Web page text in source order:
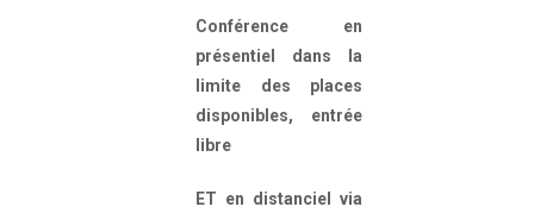
Conférence en
présentiel dans la
limite des places
disponibles, entrée
libre
ET en distanciel via